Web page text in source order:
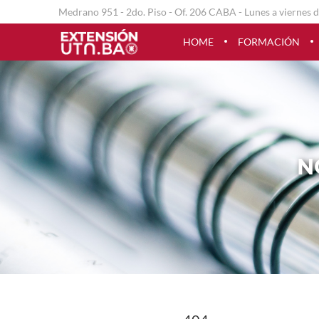
Medrano 951 - 2do. Piso - Of. 206 CABA - Lunes a viernes
HOME FORMACIÓN